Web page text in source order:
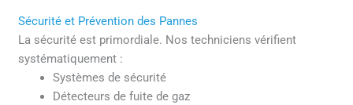
Sécurité et Prévention des Pannes
La sécurité est primordiale. Nos techniciens vérifient
systématiquement :
Systèmes de sécurité
Détecteurs de fuite de gaz